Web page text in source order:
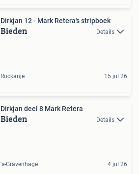
Dirkjan 12 - Mark Retera's stripboek
Bieden Details
Rockanje 15 jul 26
Dirkjan deel 8 Mark Retera
Bieden Details
's-Gravenhage 4 jul 26